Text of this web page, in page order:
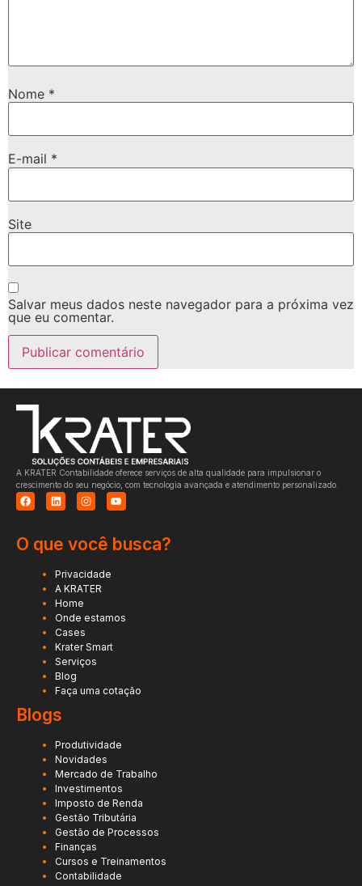
Nome *
E-mail *
Site
Salvar meus dados neste navegador para a próxima vez
que eu comentar.
A KRATER Contabilidade oferece serviços de alta qualidade para impulsionar o
crescimento do seu negócio, com tecnologia avançada e atendimento personalizado.
O que você busca?
Privacidade
A KRATER
Home
Onde estamos
Cases
Krater Smart
Serviços
Blog
Faça uma cotação
Blogs
Produtividade
Novidades
Mercado de Trabalho
Investimentos
Imposto de Renda
Gestão Tributária
Gestão de Processos
Finanças
Cursos e Treinamentos
Contabilidade